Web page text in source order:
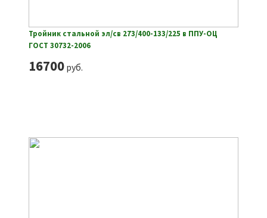
Тройник стальной эл/св 273/400-133/225 в ППУ-ОЦ
ГОСТ 30732-2006
16700руб.